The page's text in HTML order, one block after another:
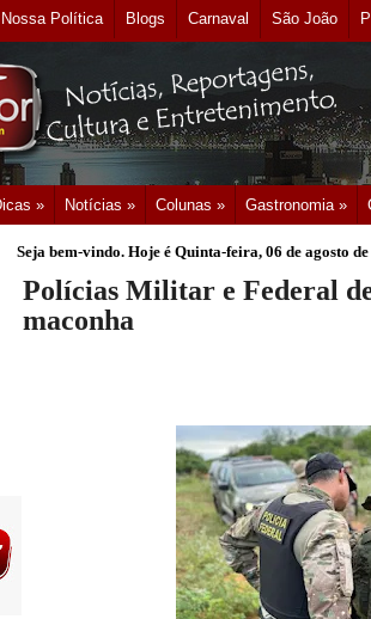
Nossa Política Blogs Carnaval São João
» Notícias » Colunas » Gastronomia »
Seja bem-vindo. Hoje é Quinta-feira, 06 de agosto
Polícias Militar e Federal
maconha